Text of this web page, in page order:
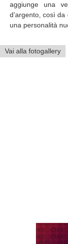
aggiunge una
d’argento, così
una personalità
Vai alla fotogallery